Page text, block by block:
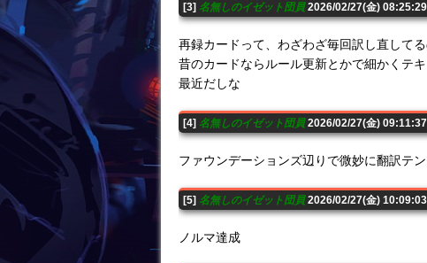
[3] 名無しのイゼット団員2026/02/27(金)
再録カードって、わざわざ毎回訳し直して
昔のカードならルール更新とかで細かくテ
最近だしな
[4] 名無しのイゼット団員2026/02/27(金)
ファウンデーションズ辺りで微妙に翻訳テ
[5] 名無しのイゼット団員2026/02/27(金)
ノルマ達成